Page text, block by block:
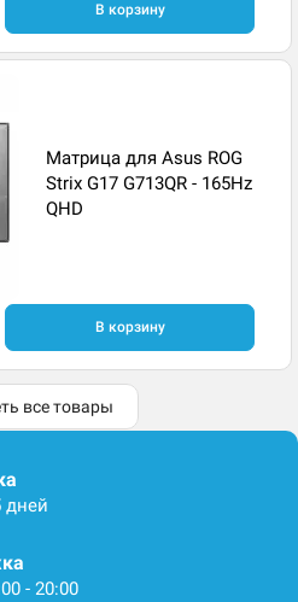
В корзину
Матрица для Asus ROG
Strix G17 G713QR - 165Hz
QHD
В корзину
все товары
дней
- 20:00